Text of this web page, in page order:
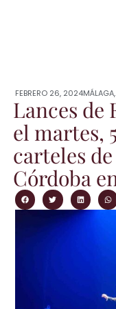
FEBRERO 26, 2024MÁLAGA,
Lances de
el martes,
carteles
Córdoba